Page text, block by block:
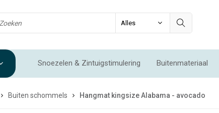
Snoezelen & Zintuigstimulering Buitenmateriaal
Sensorische Integratie & Beweging Voordeelsets
Buiten schommels Hangmat kingsize Alabama - avocado